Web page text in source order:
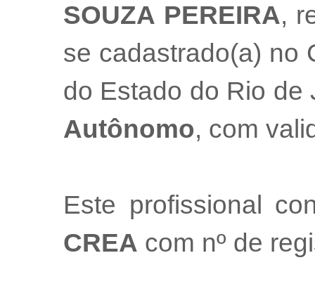
SOUZA PEREIRA,
se cadastrado(a) no
do Estado do Rio
Autônomo, com
Este profissional
CREA com nº de